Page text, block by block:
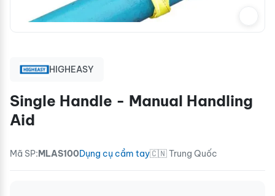
HIGHEASY
Single Handle - Manual Handling
Aid
Mã SP:MLAS100Dụng cụ cầm tay🇨🇳 Trung Quốc